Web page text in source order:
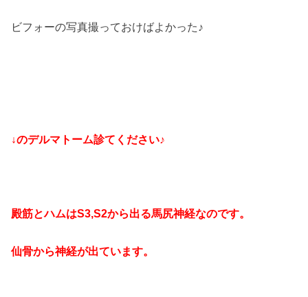
ビフォーの写真撮っておけばよかった♪
↓のデルマトーム診てください♪
殿筋とハムはS3,S2から出る馬尻神経なのです。
仙骨から神経が出ています。